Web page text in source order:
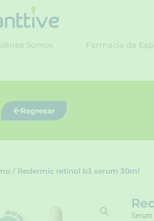
Somos Farmacia de
Regresar
/ Redermic retinol b3 serum 30ml